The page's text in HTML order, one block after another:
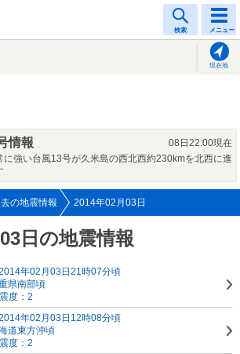
検索 メニュー
現在地
情報
08日22:00現在
に強い台風13号が久米島の西北西約230kmを北西に進
の地震情報 2014年02月03日
日の地震情報
年02月03日21時07分頃
県南部頃
度：2
年02月03日12時08分頃
道東方沖頃
度：2